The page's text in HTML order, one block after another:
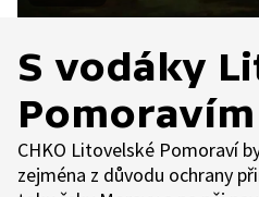
S vodáky
Pomoravím
CHKO Litovelské Pomoraví
zejména z důvodu ochrany